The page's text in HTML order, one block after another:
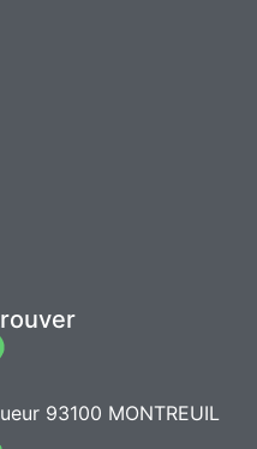
93100 MONTREUIL